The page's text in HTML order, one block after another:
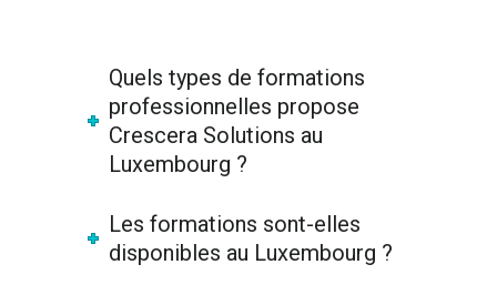
Quels types de formations
professionnelles propose
Crescera Solutions au
Luxembourg ?
Les formations sont-elles
disponibles au Luxembourg ?